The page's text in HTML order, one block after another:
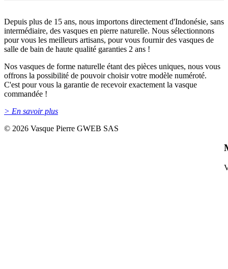
Depuis plus de 15 ans, nous importons directement d'Indonésie, sans
intermédiaire, des vasques en pierre naturelle. Nous sélectionnons
pour vous les meilleurs artisans, pour vous fournir des vasques de
salle de bain de haute qualité garanties 2 ans !
Nos vasques de forme naturelle étant des pièces uniques, nous vous
offrons la possibilité de pouvoir choisir votre modèle numéroté.
C'est pour vous la garantie de recevoir exactement la vasque
commandée !
> En savoir plus
© 2026 Vasque Pierre GWEB SAS